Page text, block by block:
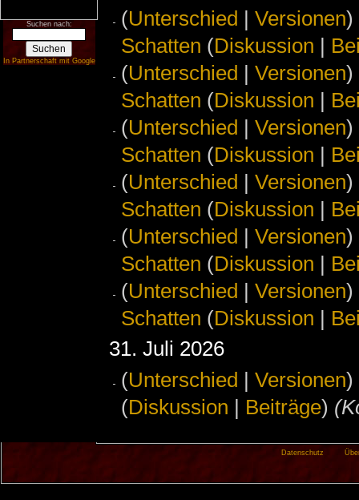
Suchen nach:
In Partnerschaft mit Google
(Unterschied | Versionen)
Schatten (Diskussion |
(Unterschied | Versionen)
Schatten (Diskussion |
(Unterschied | Versionen)
Schatten (Diskussion |
(Unterschied | Versionen)
Schatten (Diskussion |
(Unterschied | Versionen)
Schatten (Diskussion |
(Unterschied | Versionen)
Schatten (Diskussion |
31. Juli 2026
(Unterschied | Versionen)
(Diskussion | Beiträge)
Datenschutz